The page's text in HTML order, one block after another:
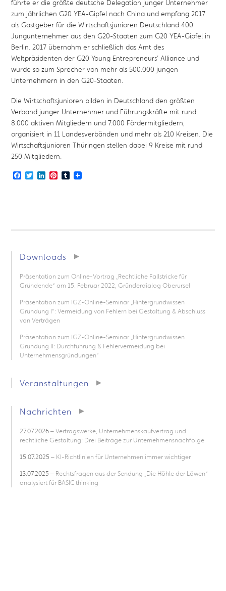
führte er die größte deutsche Delegation junger Unternehmer
zum jährlichen G20 YEA-Gipfel nach China und empfang 2017
als Gastgeber für die Wirtschaftsjunioren Deutschland 400
Jungunternehmer aus den G20-Staaten zum G20 YEA-Gipfel in
Berlin. 2017 übernahm er schließlich das Amt des
Weltpräsidenten der G20 Young Entrepreneurs´ Alliance und
wurde so zum Sprecher von mehr als 500.000 jungen
Unternehmern in den G20-Staaten.
Die Wirtschaftsjunioren bilden in Deutschland den größten
Verband junger Unternehmer und Führungskräfte mit rund
8.000 aktiven Mitgliedern und 7.000 Fördermitgliedern,
organisiert in 11 Landesverbänden und mehr als 210 Kreisen. Die
Wirtschaftsjunioren Thüringen stellen dabei 9 Kreise mit rund
250 Mitgliedern.
Facebook
TwitterLinkedIn
Pinterest
Tumblr
Downloads
Präsentation zum Online-Vortrag „Rechtliche Fallstricke für
Gründende“ am 15. Februar 2022, Gründerdialog Oberursel
Präsentation zum IGZ-Online-Seminar „Hintergrundwissen
Gründung I“: Vermeidung von Fehlern bei Gestaltung & Abschluss
von Verträgen
Präsentation zum IGZ-Online-Seminar „Hintergrundwissen
Gründung II: Durchführung & Fehlervermeidung bei
Unternehmensgründungen“
Veranstaltungen
Nachrichten
27.07.2026– Vertragswerke, Unternehmenskaufvertrag und
rechtliche Gestaltung: Drei Beiträge zur Unternehmensnachfolge
15.07.2025 – KI-Richtlinien für Unternehmen immer wichtiger
13.07.2025 – Rechtsfragen aus der Sendung „Die Höhle der Löwen“
analysiert für BASIC thinking